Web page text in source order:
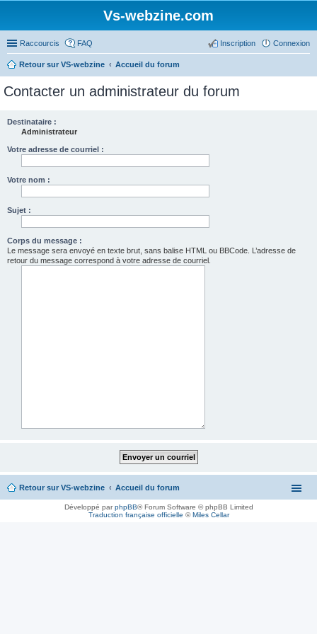
Vs-webzine.com
Raccourcis FAQ Connexion
Inscription
Retour sur VS-webzine Accueil du forum
Contacter un administrateur du forum
Destinataire :
Administrateur
Votre adresse de courriel :
Votre nom :
Sujet :
Corps du message :
Le message sera envoyé en texte brut, sans balise HTML ou BBCode. L’adresse de
retour du message correspond à votre adresse de courriel.
Retour sur VS-webzine Accueil du forum
Développé parphpBB® Forum Software © phpBB Limited
Traduction française officielle ©Miles Cellar